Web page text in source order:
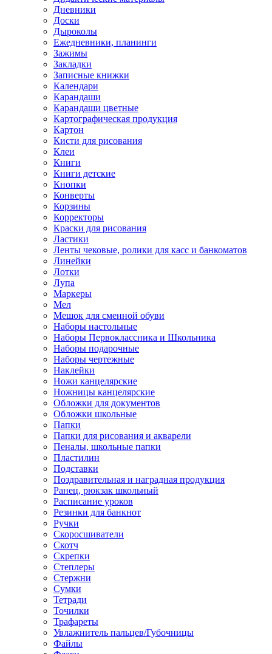
Дневники
Доски
Дыроколы
Ежедневники, планинги
Зажимы
Закладки
Записные книжки
Календари
Карандаши
Карандаши цветные
Картографическая продукция
Картон
Кисти для рисования
Клеи
Книги
Книги детские
Кнопки
Конверты
Корзины
Корректоры
Краски для рисования
Ластики
Ленты чековые, ролики для касс и банкоматов
Линейки
Лотки
Лупа
Маркеры
Мел
Мешок для сменной обуви
Наборы настольные
Наборы Первоклассника и Школьника
Наборы подарочные
Наборы чертежные
Наклейки
Ножи канцелярские
Ножницы канцелярские
Обложки для документов
Обложки школьные
Папки
Папки для рисования и акварели
Пеналы, школьные папки
Пластилин
Подставки
Поздравительная и наградная продукция
Ранец, рюкзак школьный
Расписание уроков
Резинки для банкнот
Ручки
Скоросшиватели
Скотч
Скрепки
Степлеры
Стержни
Сумки
Тетради
Точилки
Трафареты
Увлажнитель пальцев/Губочницы
Файлы